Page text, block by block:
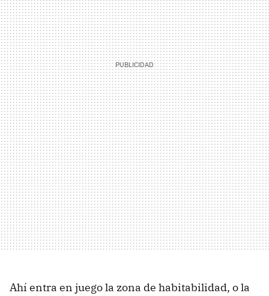
Ahí entra en juego la zona de habitabilidad, o la